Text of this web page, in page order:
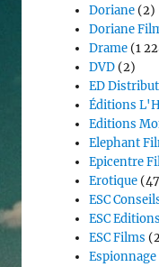
Doriane (2)
Doriane
Drame (1
DVD (2)
ED
Éditions
Editions
Elephant
Epicentre
Erotique
ESC
ESC Editions
ESC Films
Espionnage